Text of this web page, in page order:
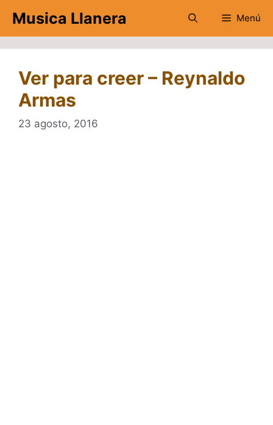
contenido
Musica Llanera Menú
Ver para creer – Reynaldo
Armas
23 agosto, 2016